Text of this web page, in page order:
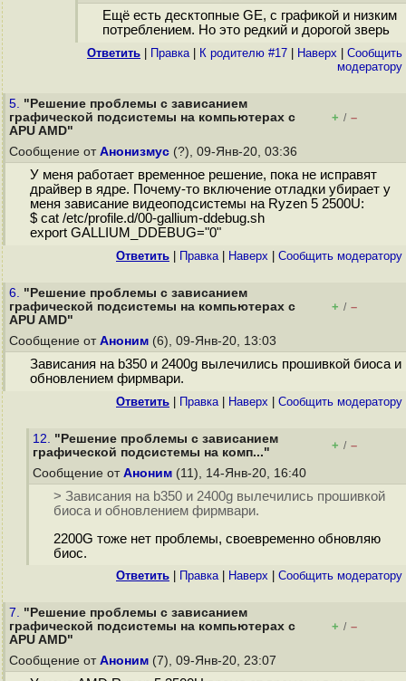
Ещё есть десктопные GE, с графикой и низким
потреблением. Но это редкий и дорогой зверь
Ответить Правка| К родителю #17 Наверх
Cообщить
модератору
5. "Решение проблемы с зависанием
графической подсистемы на компьютерах с
APU AMD"
+ / –
Сообщение от Анонизмус (?), 09-Янв-20, 03:36
У меня работает временное решение, пока не исправят
драйвер в ядре. Почему-то включение отладки убирает у
меня зависание видеоподсистемы на Ryzen 5 2500U:
$ cat /etc/profile.d/00-gallium-ddebug.sh
export GALLIUM_DDEBUG="0"
Ответить Правка| Наверх Cообщить модератору
6. "Решение проблемы с зависанием
графической подсистемы на компьютерах с
APU AMD"
+ / –
Сообщение от Аноним (6), 09-Янв-20, 13:03
Зависания на b350 и 2400g вылечились прошивкой биоса и
обновлением фирмвари.
Ответить Правка| Наверх Cообщить модератору
12. "Решение проблемы с зависанием
графической подсистемы на комп..."
+ / –
Сообщение от Аноним (11), 14-Янв-20, 16:40
> Зависания на b350 и 2400g вылечились прошивкой
биоса и обновлением фирмвари.
2200G тоже нет проблемы, своевременно обновляю
биос.
Ответить Правка| Наверх Cообщить модератору
7. "Решение проблемы с зависанием
графической подсистемы на компьютерах с
APU AMD"
+ / –
Сообщение от Аноним (7), 09-Янв-20, 23:07